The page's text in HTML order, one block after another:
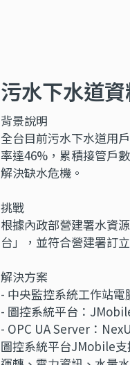
污水下水道
背景說明
全台目前污水下水道用
率達46%，累積接管戶
解決缺水危機。
挑戰
根據內政部營建署水資
台」，並符合營建署訂
解決方案
- 中央監控系統工作站
- 圖控系統平台：
- OPC UA Server：
圖控系統平台JMobile